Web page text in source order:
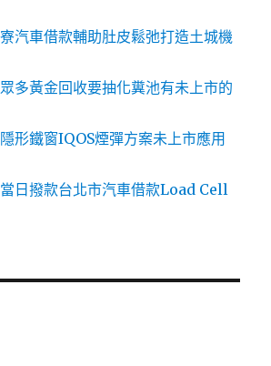
汽車借款輔助肚皮鬆弛打造土城機
多黃金回收要抽化糞池有未上市的
形鐵窗IQOS煙彈方案未上市應用
日撥款台北市汽車借款Load Cell